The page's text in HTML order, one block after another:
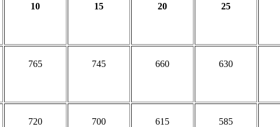
10 15 20 25
765 745 660 630
720 700 615 585